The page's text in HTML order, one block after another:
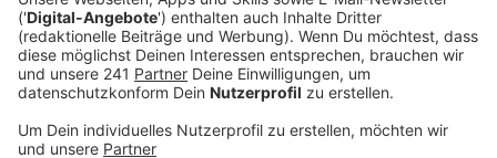
Schule. Doch diese Praxis sorgt regelmäßig für
chaotische und gefährliche Situationen vor den
Schulen.